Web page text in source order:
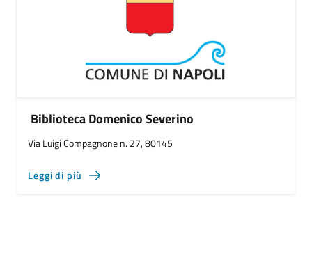
Biblioteca Domenico Severino
Via Luigi Compagnone n. 27, 80145
Leggi di più